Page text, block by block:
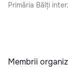
Primăria Bălți
Membrii